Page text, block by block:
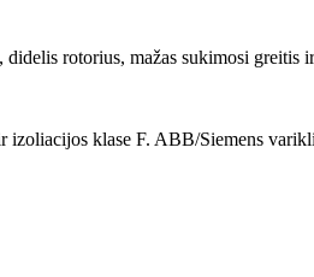
rotorius, mažas sukimosi greitis
izoliacijos klase F. ABB/Siemens